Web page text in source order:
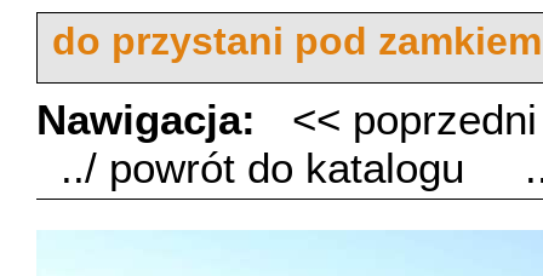
do przystani pod
Nawigacja:
<<
../ powrót do katalogu